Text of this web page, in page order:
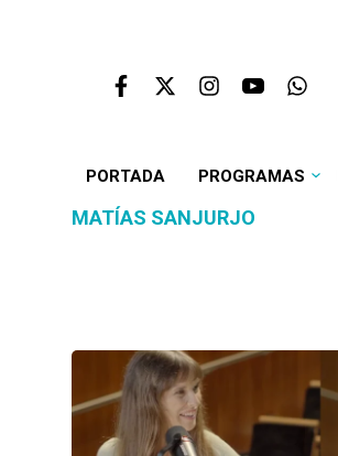
PORTADA PROGRAMAS
MATÍAS SANJURJO